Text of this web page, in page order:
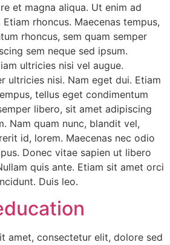
et magna aliqua. Ut enim ad
rhoncus. Maecenas tempus,
rhoncus, sem quam semper
sem neque sed ipsum.
ultricies nisi vel augue.
ultricies nisi. Nam eget dui. Etiam
tellus eget condimentum
libero, sit amet adipiscing
Nam quam nunc, blandit vel,
id, lorem. Maecenas nec odio
Donec vitae sapien ut libero
quis ante. Etiam sit amet orci
Duis leo.
amet, consectetur elit, dolore sed